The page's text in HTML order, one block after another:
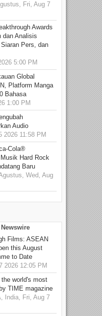
Fri, Aug 7
Awards
dan Analisis
Pers, dan
5:00 PM
Global
Platform Manga
Bahasa
1:00 PM
Audio
2026 11:58 PM
Cola®
Hard Rock
Baru
Wed, Aug
Films: ASEAN
this August
to Date
2026 12:05 PM
the world's most
TIME magazine
India, Fri, Aug 7